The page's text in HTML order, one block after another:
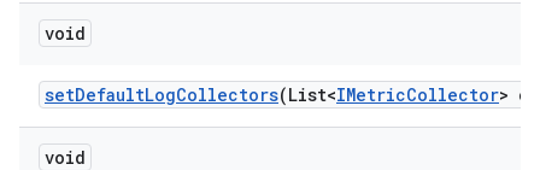
void
setDefaultLogCollectors(List<IMetricCollector>
void